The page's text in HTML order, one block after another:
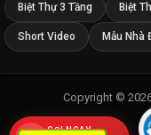
Biệt Thự 3 Tầng Biệt
Short Video Mẫu Nhà
Copyright ©
GỌI NGAY